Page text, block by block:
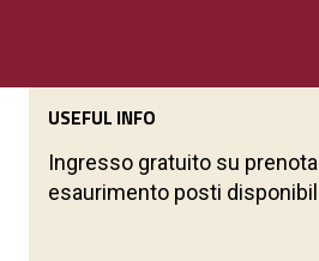
USEFUL INFO
Ingresso gratuito su
esaurimento posti